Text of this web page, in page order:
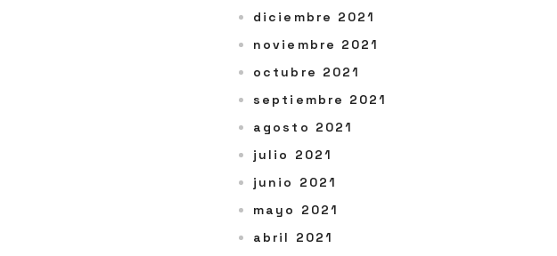
diciembre 2021
noviembre 2021
octubre 2021
septiembre 2021
agosto 2021
julio 2021
junio 2021
mayo 2021
abril 2021